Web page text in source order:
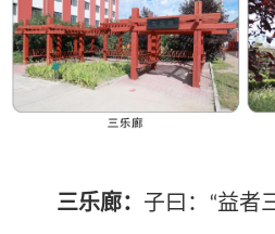
三乐廊： 子曰： “益者